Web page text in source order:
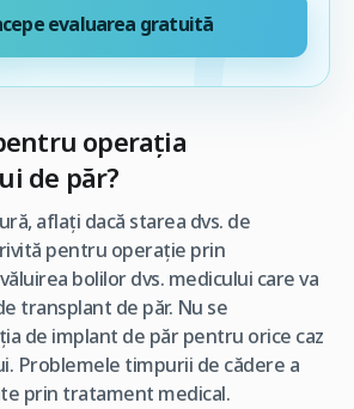
evaluarea gratuită
operaţia
de păr?
aflaţi dacă starea dvs. de
pentru operaţie prin
bolilor dvs. medicului care va
transplant de păr. Nu se
de implant de păr pentru orice caz
Problemele timpurii de cădere a
prin tratament medical.